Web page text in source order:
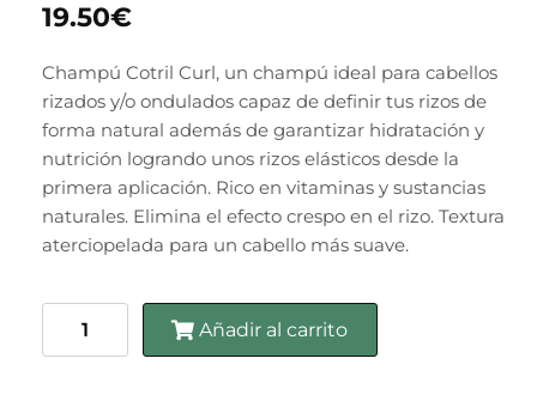
19.50€
Champú Cotril Curl, un champú ideal para cabellos
rizados y/o ondulados capaz de definir tus rizos de
forma natural además de garantizar hidratación y
nutrición logrando unos rizos elásticos desde la
primera aplicación. Rico en vitaminas y sustancias
naturales. Elimina el efecto crespo en el rizo. Textura
aterciopelada para un cabello más suave.
Añadir al carrito